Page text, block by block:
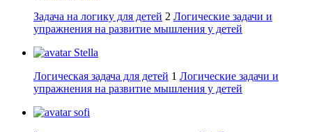
Задача на логику для детей 2 Логические задачи и
упражнения на развитие мышления у детей
Stella
Логическая задача для детей 1 Логические задачи и
упражнения на развитие мышления у детей
sofi